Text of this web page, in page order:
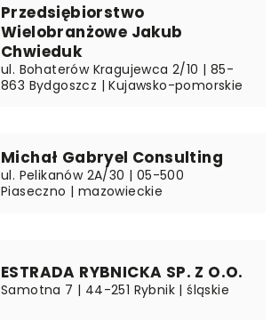
Przedsiębiorstwo
Wielobranżowe Jakub
Chwieduk
ul. Bohaterów Kragujewca 2/10 | 85-
863 Bydgoszcz | Kujawsko-pomorskie
Michał Gabryel Consulting
ul. Pelikanów 2A/30 | 05-500
Piaseczno | mazowieckie
ESTRADA RYBNICKA SP. Z O.O.
Samotna 7 | 44-251 Rybnik | śląskie